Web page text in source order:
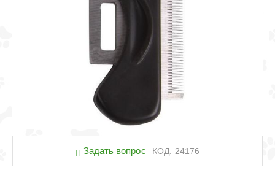
Задать вопрос КОД: 24176